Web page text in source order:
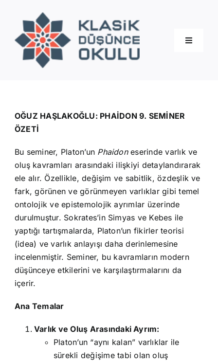
content
Toggle
Eğitimler
İletişim
OĞUZ HAŞLAKOĞLU: PHAİDON 9. SEMİNER
ÖZETİ
Bu seminer, Platon’un Phaidoneserinde varlık ve
oluş kavramları arasındaki ilişkiyi detaylandırarak
ele alır. Özellikle, değişim ve sabitlik, özdeşlik ve
fark, görünen ve görünmeyen varlıklar gibi temel
ontolojik ve epistemolojik ayrımlar üzerinde
durulmuştur. Sokrates’in Simyas ve Kebes ile
yaptığı tartışmalarda, Platon’un fikirler teorisi
(idea) ve varlık anlayışı daha derinlemesine
incelenmiştir. Seminer, bu kavramların modern
düşünceye etkilerini ve karşılaştırmalarını da
içerir.
Ana Temalar
Varlık ve Oluş Arasındaki Ayrım:
Platon’un “aynı kalan” varlıklar ile
sürekli değişime tabi olan oluş